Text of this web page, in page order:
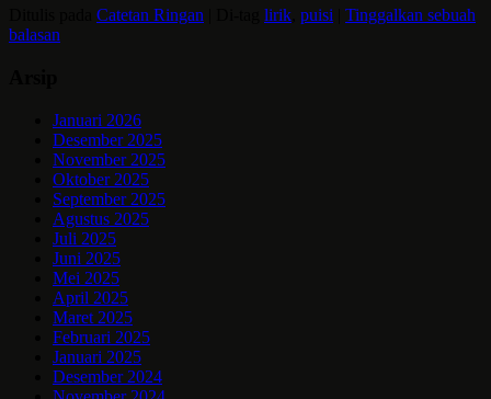
Catetan Ringan lirik puisi
Tinggalkan sebuah
balasan
Januari 2026
Desember 2025
November 2025
Oktober 2025
September 2025
Agustus 2025
Juli 2025
Juni 2025
Mei 2025
April 2025
Maret 2025
Februari 2025
Januari 2025
Desember 2024